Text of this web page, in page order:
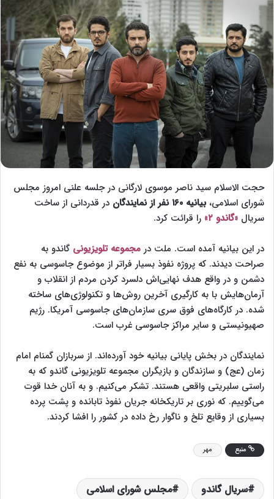
o
w
o
n
X
ل
ا
ی
م
ی
ل
حجت الاسلام سید ناصر موسوی لارگانی در جلسه علنی امروز مجلس
شورای اسلامی،بیانیه ۱۶۰ نفر از نمایندگان
در قدردانی از ساخت
سریال «گاندو ۲» را قرائت کرد.
در این بیانیه آمده است. ملت در مجموعه تلویزیونی گاندو به
صراحت دیدند. که پروژه نفوذ بسیار فراتر از موضوع جاسوسی به نفع
دشمن و در واقع هدف نهایی‌اش دلسرد کردن مردم از انقلاب و
آرمان‌هایش با به کارگیری آخرین روش‌ها و تکنولوژی‌های ساخته
شده. در کارگاه‌های فوق سری سازمان‌های جاسوسی آمریکا. رژیم
صهیونیستی و سایر مراکز جاسوسی غرب است.
نمایندگان در بخش پایانی بیانیه خود آورده‌اند. از سربازان گمنام امام
زمان (عج) و سازندگان و بازیگران مجموعه تلویزیونی گاندو که به
راستی سلبریتی واقعی هستند. تشکر می‌کنیم. و به آنان خدا قوت
می‌گوییم. که نوری بر تاریکخانه جریان نفوذ تابانده و پشت پرده
بسیاری از وقایع تلخ و ناگوار رخ داده در کشور را افشا کردند.
منبع مهر
سریال گاندو
مجلس شورای اسلامی